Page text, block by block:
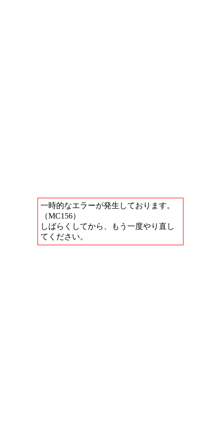
一時的なエラーが発生しております。
（MC156）
しばらくしてから、もう一度やり直し
てください。